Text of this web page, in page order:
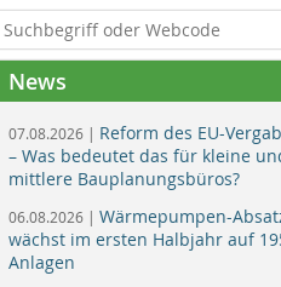
News
07.08.2026 | Reform des EU-
– Was bedeutet das für kleine
mittlere Bauplanungsbüros?
06.08.2026 | Wärmepumpen-
wächst im ersten Halbjahr auf
Anlagen